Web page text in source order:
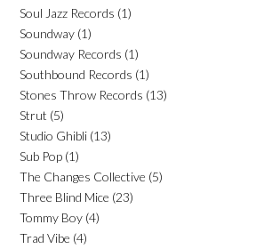
Soul Jazz Records (1)
Soundway (1)
Soundway Records (1)
Southbound Records (1)
Stones Throw Records (13)
Strut (5)
Studio Ghibli (13)
Sub Pop (1)
The Changes Collective (5)
Three Blind Mice (23)
Tommy Boy (4)
Trad Vibe (4)